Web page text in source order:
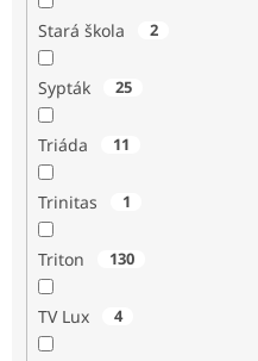
Stará škola 2
Sypták 25
Triáda 11
Trinitas 1
Triton 130
TV Lux 4